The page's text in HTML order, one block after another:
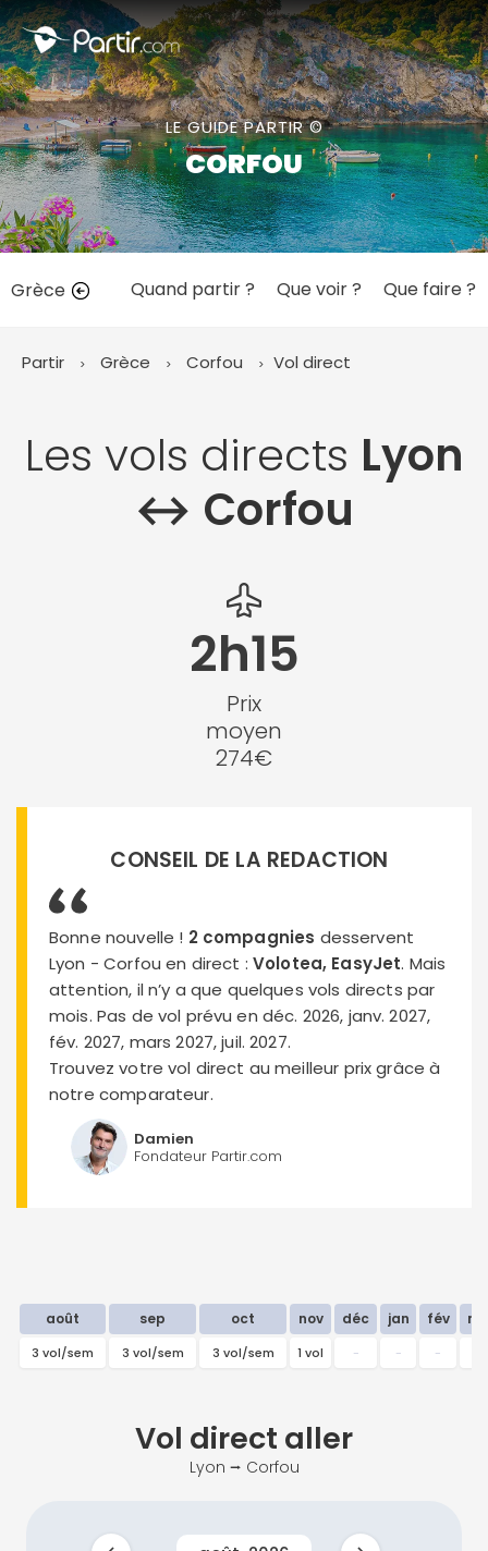
LE GUIDE PARTIR ©
CORFOU
Grèce Quand partir ? Que voir ? Que faire ?
Partir Grèce Corfou Vol direct
Les vols directs Lyon
↔︎ Corfou
2h15
Prix
moyen
274€
CONSEIL DE LA REDACTION
Bonne nouvelle ! 2 compagnies desservent
Lyon - Corfou en direct : Volotea, EasyJet. Mais
attention, il n’y a que quelques vols directs par
mois. Pas de vol prévu en déc. 2026, janv. 2027,
fév. 2027, mars 2027, juil. 2027.
Trouvez votre vol direct au meilleur prix grâce à
notre comparateur.
Damien
Fondateur Partir.com
août sep oct nov déc jan fév
3 vol/sem 3 vol/sem 3 vol/sem 1 vol - - -
Vol direct aller
Lyon ⭢ Corfou
Fermer
📍 Destinations populaires
☀️ Où partir par mois
Juillet
Août Septembre
Octobre